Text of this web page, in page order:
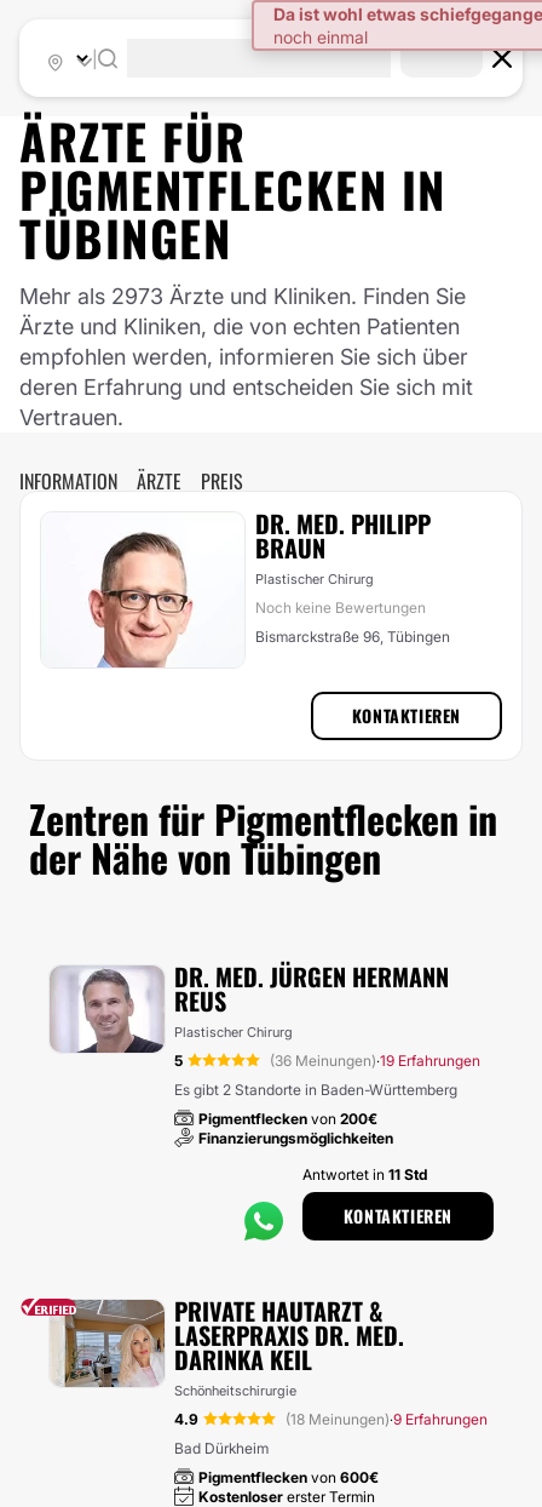
ÄRZTE FÜR
PIGMENTFLECKEN IN
TÜBINGEN
Mehr als 2973 Ärzte und Kliniken. Finden Sie
Ärzte und Kliniken, die von echten Patienten
empfohlen werden, informieren Sie sich über
deren Erfahrung und entscheiden Sie sich mit
Vertrauen.
INFORMATION ÄRZTE PREIS
DR. MED. PHILIPP
BRAUN
Plastischer Chirurg
Noch keine Bewertungen
Bismarckstraße 96, Tübingen
KONTAKTIEREN
Zentren für Pigmentflecken in
der Nähe von Tübingen
DR. MED. JÜRGEN HERMANN
REUS
Plastischer Chirurg
5 (36 Meinungen)·19 Erfahrungen
Es gibt 2 Standorte in Baden-Württemberg
Pigmentflecken von 200€
Finanzierungsmöglichkeiten
Antwortet in 11 Std
KONTAKTIEREN
PRIVATE HAUTARZT &
LASERPRAXIS DR. MED.
DARINKA KEIL
Schönheitschirurgie
4.9 (18 Meinungen)·9 Erfahrungen
Bad Dürkheim
Pigmentflecken von 600€
Kostenloser erster Termin